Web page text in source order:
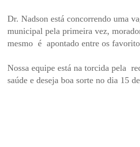
Dr. Nadson está concorrendo uma
municipal pela primeira vez,
mesmo é apontado entre os
Nossa equipe está na torcida pela
saúde e deseja boa sorte no dia 15